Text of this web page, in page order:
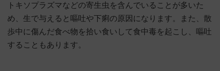
トキソプラズマなどの寄生虫を含んでいることが多いた
め、生で与えると嘔吐や下痢の原因になります。また、散
歩中に傷んだ食べ物を拾い食いして食中毒を起こし、嘔吐
することもあります。